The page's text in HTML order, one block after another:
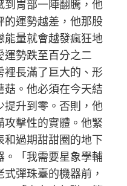
到胃部一陣翻騰，他
的運勢越差，他那股
能量就會越發瘋狂地
運勢跌至百分之二
裡長滿了巨大的、形
菇。他必須在今天結
提升到零。否則，他
攻擊性的實體。他緊
和過期甜甜圈的地下
。「我需要星象學輔
彈珠臺的機器前，